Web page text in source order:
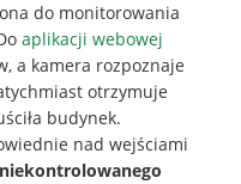
do monitorowania
aplikacji webowej
a kamera rozpoznaje
otrzymuje
budynek.
nad wejściami